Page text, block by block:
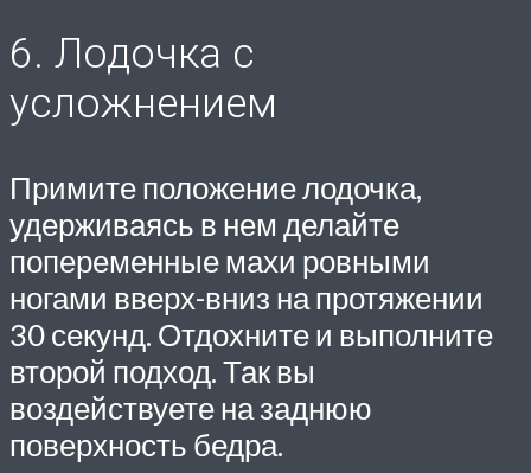
6. Лодочка с
усложнением
Примите положение лодочка,
удерживаясь в нем делайте
попеременные махи ровными
ногами вверх-вниз на протяжении
30 секунд. Отдохните и выполните
второй подход. Так вы
воздействуете на заднюю
поверхность бедра.